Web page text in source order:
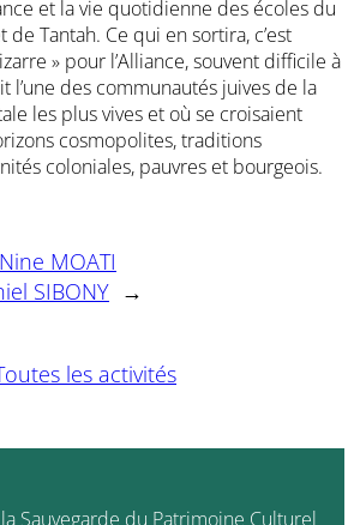
et la vie quotidienne des écoles du
de Tantah. Ce qui en sortira, c’est
» pour l’Alliance, souvent difficile à
l’une des communautés juives de la
les plus vives et où se croisaient
cosmopolites, traditions
coloniales, pauvres et bourgeois.
MOATI
SIBONY →
les activités
Sauvegarde du Patrimoine Culturel